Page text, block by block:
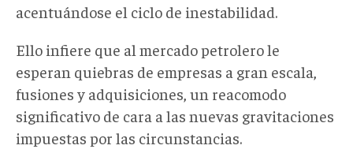
acentuándose el ciclo de inestabilidad.
Ello infiere que al mercado petrolero le
esperan quiebras de empresas a gran escala,
fusiones y adquisiciones, un reacomodo
significativo de cara a las nuevas gravitaciones
impuestas por las circunstancias.